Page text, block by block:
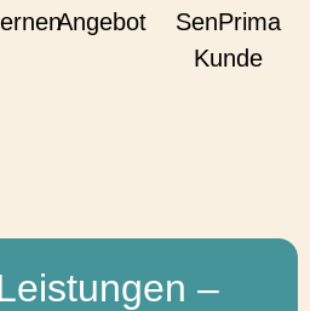
Angebot
SenPrima
Kunde
–